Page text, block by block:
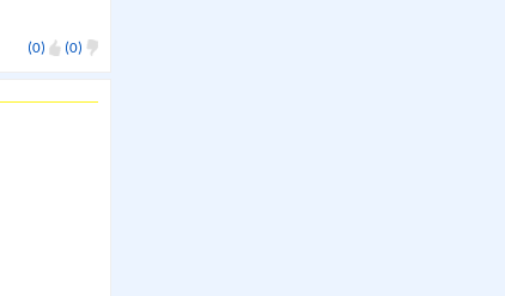
(0) (0)